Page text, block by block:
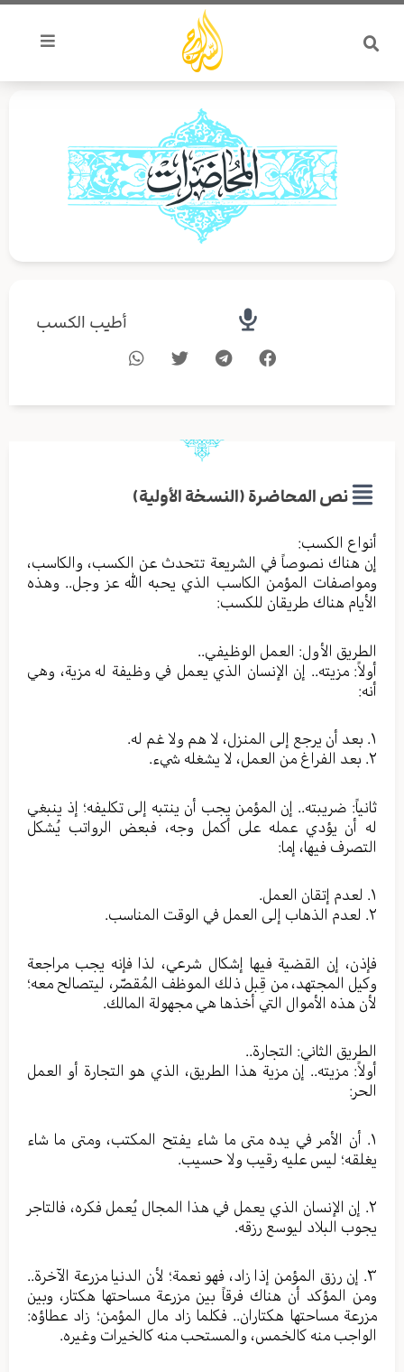
تخطي
المحتوى
أطيب الكسب
نص المحاضرة (النسخة الأولية)
أنواع الكسب:
إن هناك نصوصاً في الشريعة تتحدث عن الكسب، والكاسب،
ومواصفات المؤمن الكاسب الذي يحبه الله عز وجل.. وهذه
الأيام هناك طريقان للكسب:
الطريق الأول: العمل الوظيفي..
أولاً: مزيته.. إن الإنسان الذي يعمل في وظيفة له مزية، وهي
أنه:
١. بعد أن يرجع إلى المنزل، لا هم ولا غم له.
٢. بعد الفراغ من العمل، لا يشغله شيء.
ثانياً: ضريبته.. إن المؤمن يجب أن ينتبه إلى تكليفه؛ إذ ينبغي
له أن يؤدي عمله على أكمل وجه، فبعض الرواتب يُشكل
التصرف فيها، إما:
١. لعدم إتقان العمل.
٢. لعدم الذهاب إلى العمل في الوقت المناسب.
فإذن، إن القضية فيها إشكال شرعي، لذا فإنه يجب مراجعة
وكيل المجتهد، من قِبل ذلك الموظف المُقصّر، ليتصالح معه؛
لأن هذه الأموال التي أخذها هي مجهولة المالك.
الطريق الثاني: التجارة..
أولاً: مزيته.. إن مزية هذا الطريق، الذي هو التجارة أو العمل
الحر:
١. أن الأمر في يده متى ما شاء يفتح المكتب، ومتى ما شاء
يغلقه؛ ليس عليه رقيب ولا حسيب.
٢. إن الإنسان الذي يعمل في هذا المجال يُعمل فكره، فالتاجر
يجوب البلاد ليوسع رزقه.
٣. إن رزق المؤمن إذا زاد، فهو نعمة؛ لأن الدنيا مزرعة الآخرة..
ومن المؤكد أن هناك فرقاً بين مزرعة مساحتها هكتار، وبين
مزرعة مساحتها هكتاران.. فكلما زاد مال المؤمن؛ زاد عطاؤه:
الواجب منه كالخمس، والمستحب منه كالخيرات وغيره.